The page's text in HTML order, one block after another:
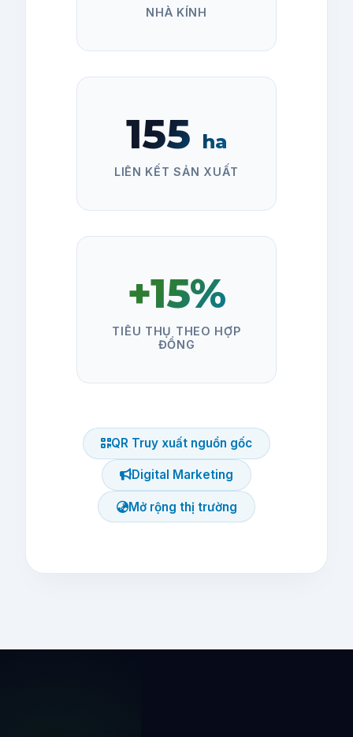
NHÀ KÍNH
155 ha
LIÊN KẾT SẢN XUẤT
+15%
TIÊU THỤ THEO HỢP
ĐỒNG
QR Truy xuất nguồn gốc
Digital Marketing
Mở rộng thị trường